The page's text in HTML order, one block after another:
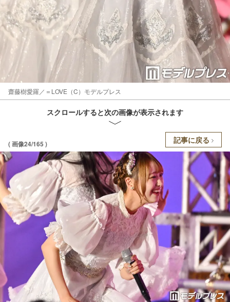
齋藤樹愛羅／＝LOVE（C）モデルプレス
スクロールすると次の画像が表示されます
( 画像24/165 ) 記事に戻る